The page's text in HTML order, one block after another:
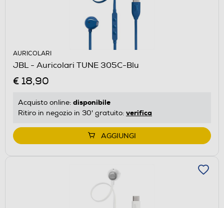
AURICOLARI
JBL - Auricolari TUNE 305C-Blu
€ 18,90
Acquisto online: disponibile
Ritiro in negozio in 30' gratuito: verifica
AGGIUNGI